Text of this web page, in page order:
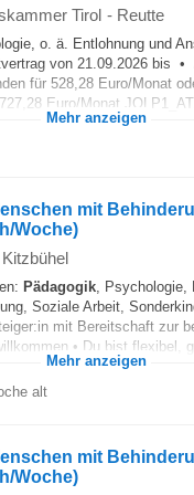
Tirol - Reutte
o. ä. Entlohnung und
von 21.09.2026 bis •
für 528,28 Euro/Monat
Euro/Monat
Mehr anzeigen
mit
Woche)
Kitzbühel
Pädagogik, Psychologie,
Soziale Arbeit,
mit Bereitschaft zur
• Du bist flexibel,
Mehr anzeigen
alt
mit
Woche)